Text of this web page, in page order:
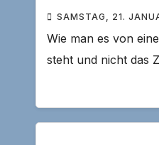
SAMSTAG, 21.
Wie man es von
steht und nicht das